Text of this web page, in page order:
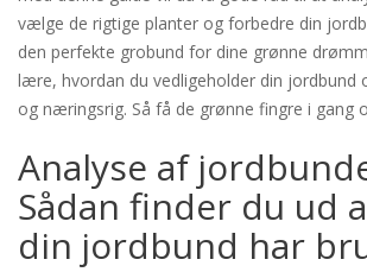
vælge de rigtige planter og forbedre din
den perfekte grobund for dine grønne
lære, hvordan du vedligeholder din jordbund
og næringsrig. Så få de grønne fingre i gang
Analyse af
Sådan finder du ud
din jordbund har